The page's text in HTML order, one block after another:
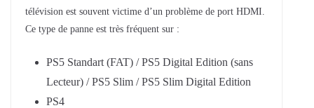
télévision est souvent victime d’un problème de port HDMI.
Ce type de panne est très fréquent sur :
PS5 Standart (FAT) / PS5 Digital Edition (sans
Lecteur) / PS5 Slim / PS5 Slim Digital Edition
PS4